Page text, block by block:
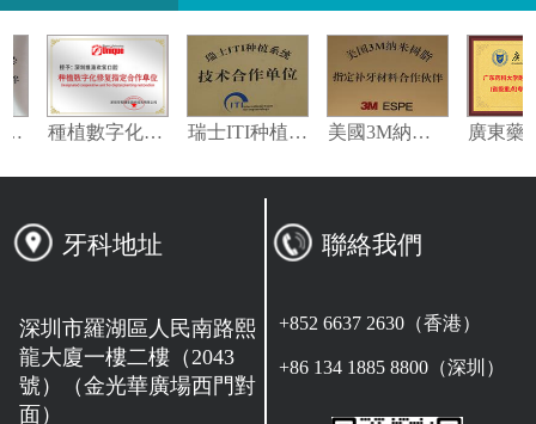
牙科地址
深圳市羅湖區人民南路熙
龍大廈一樓二樓（2043
號）（金光華廣場西門對
面）
聯絡我們
+852 6637 2630（香港）
+86 134 1885 8800（深圳）